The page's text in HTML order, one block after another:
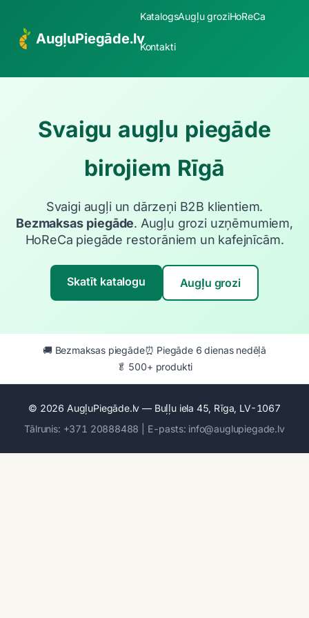
AugļuPiegāde.lv
KatalogsAugļu groziHoReCa
Kontakti
Svaigu augļu piegāde
birojiem Rīgā
Svaigi augļi un dārzeņi B2B klientiem.
Bezmaksas piegāde. Augļu grozi uzņēmumiem,
HoReCa piegāde restorāniem un kafejnīcām.
Skatīt katalogu Augļu grozi
🚚 Bezmaksas piegāde⏰ Piegāde 6 dienas nedēļā
🥬 500+ produkti
© 2026 AugļuPiegāde.lv — Buļļu iela 45, Rīga, LV-1067
Tālrunis: +371 20888488 | E-pasts: info@auglupiegade.lv